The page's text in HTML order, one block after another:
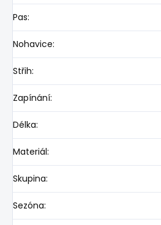
Pas:
Nohavice:
Střih:
Zapínání:
Délka:
Materiál:
Skupina:
Sezóna: